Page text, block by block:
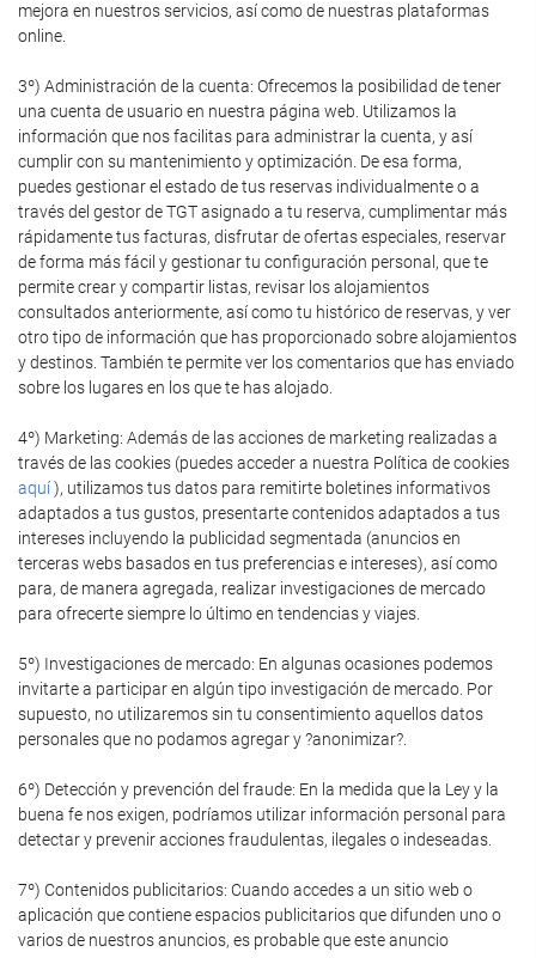
mejora en nuestros servicios, así como de nuestras plataformas
online.
3º) Administración de la cuenta: Ofrecemos la posibilidad de tener
una cuenta de usuario en nuestra página web. Utilizamos la
información que nos facilitas para administrar la cuenta, y así
cumplir con su mantenimiento y optimización. De esa forma,
puedes gestionar el estado de tus reservas individualmente o a
través del gestor de TGT asignado a tu reserva, cumplimentar más
rápidamente tus facturas, disfrutar de ofertas especiales, reservar
de forma más fácil y gestionar tu configuración personal, que te
permite crear y compartir listas, revisar los alojamientos
consultados anteriormente, así como tu histórico de reservas, y ver
otro tipo de información que has proporcionado sobre alojamientos
y destinos. También te permite ver los comentarios que has enviado
sobre los lugares en los que te has alojado.
4º) Marketing: Además de las acciones de marketing realizadas a
través de las cookies (puedes acceder a nuestra Política de cookies
aquí), utilizamos tus datos para remitirte boletines informativos
adaptados a tus gustos, presentarte contenidos adaptados a tus
intereses incluyendo la publicidad segmentada (anuncios en
terceras webs basados en tus preferencias e intereses), así como
para, de manera agregada, realizar investigaciones de mercado
para ofrecerte siempre lo último en tendencias y viajes.
5º) Investigaciones de mercado: En algunas ocasiones podemos
invitarte a participar en algún tipo investigación de mercado. Por
supuesto, no utilizaremos sin tu consentimiento aquellos datos
personales que no podamos agregar y ?anonimizar?.
6º) Detección y prevención del fraude: En la medida que la Ley y la
buena fe nos exigen, podríamos utilizar información personal para
detectar y prevenir acciones fraudulentas, ilegales o indeseadas.
7º) Contenidos publicitarios: Cuando accedes a un sitio web o
aplicación que contiene espacios publicitarios que difunden uno o
varios de nuestros anuncios, es probable que este anuncio